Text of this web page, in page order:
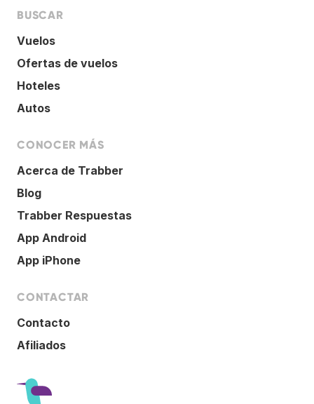
BUSCAR
Vuelos
Ofertas de vuelos
Hoteles
Autos
CONOCER MÁS
Acerca de Trabber
Blog
Trabber Respuestas
App Android
App iPhone
CONTACTAR
Contacto
Afiliados